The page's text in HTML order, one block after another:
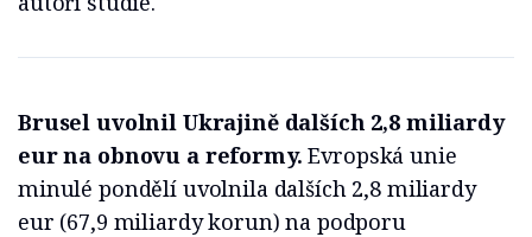
Brusel uvolnil Ukrajině dalších 2,8 miliardy
eur na obnovu a reformy. Evropská unie
minulé pondělí uvolnila dalších 2,8 miliardy
eur (67,9 miliardy korun) na podporu